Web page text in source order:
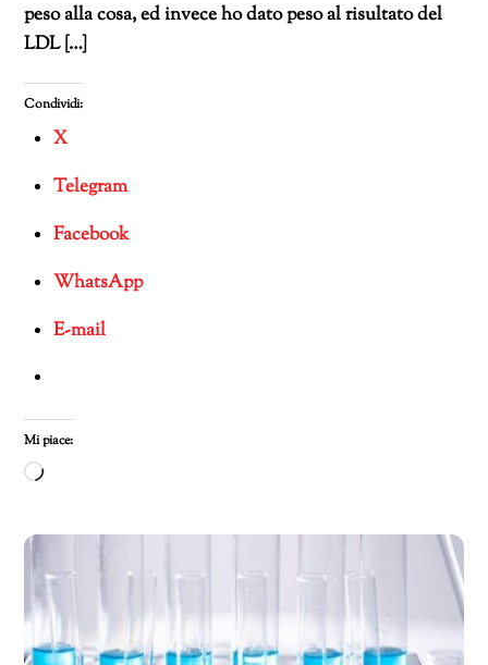
peso alla cosa, ed invece ho dato peso al risultato del
LDL […]
Condividi:
X
Telegram
Facebook
WhatsApp
E-mail
Mi piace:
Caricamento
corso…